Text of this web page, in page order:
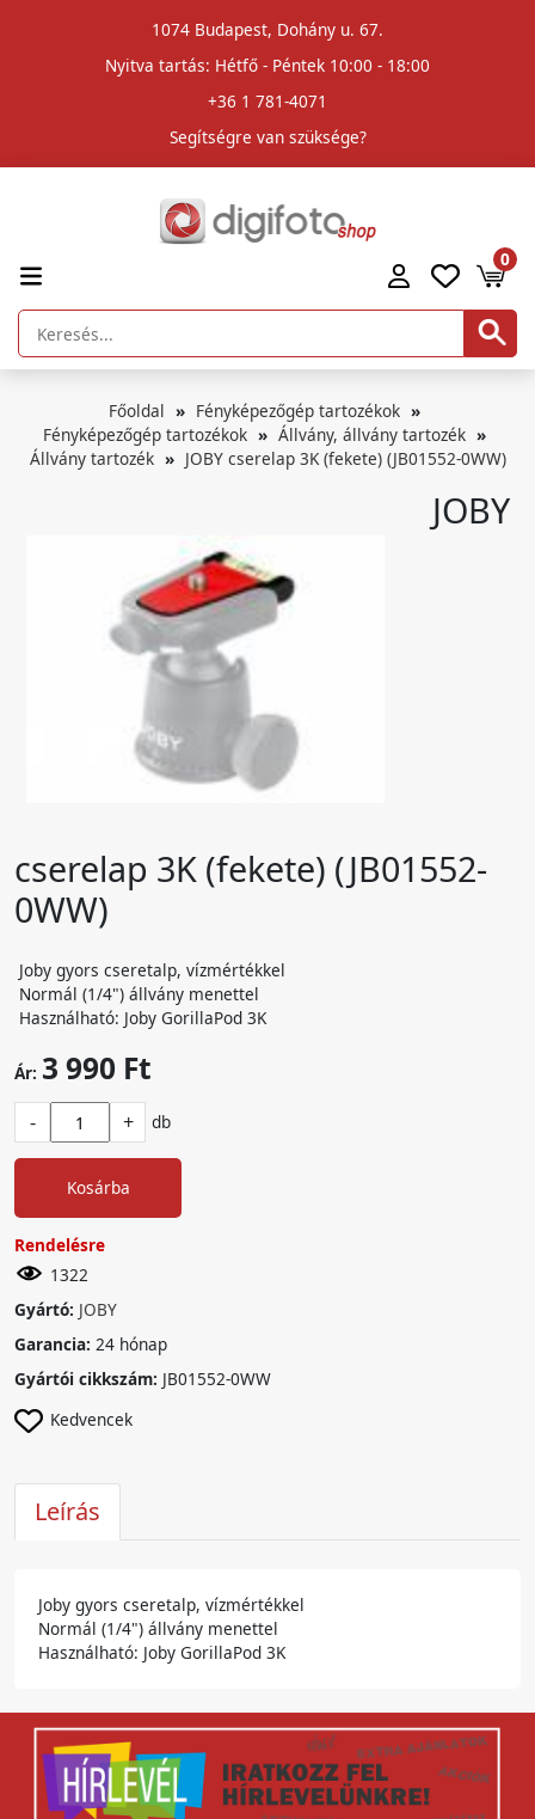
1074 Budapest, Dohány u. 67.
Nyitva tartás: Hétfő - Péntek 10:00 - 18:00
+36 1 781-4071
Segítségre van szüksége?
0
Főoldal
Fényképezőgép tartozékok
Fényképezőgép tartozékok
Állvány, állvány tartozék
Állvány tartozék
JOBY cserelap 3K (fekete) (JB01552-0WW)
JOBY
cserelap 3K (fekete) (JB01552-
0WW)
Joby gyors cseretalp, vízmértékkel
Normál (1/4") állvány menettel
Használható: Joby GorillaPod 3K
Ár: 3 990 Ft
- + db
Kosárba
Rendelésre
1322
Gyártó: JOBY
Garancia: 24 hónap
Gyártói cikkszám: JB01552-0WW
Kedvencek
Leírás
Joby gyors cseretalp, vízmértékkel
Normál (1/4") állvány menettel
Használható: Joby GorillaPod 3K